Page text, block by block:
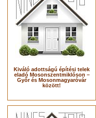
Kiváló adottságú építési telek
eladó Mosonszentmiklóson –
Győr és Mosonmagyaróvár
között!